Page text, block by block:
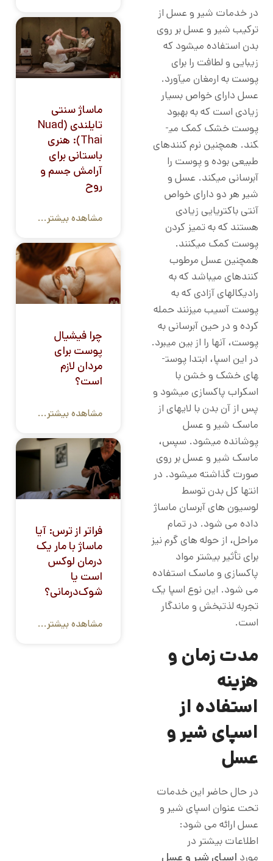
در خدمات شیر و عسل از
ترکیب شیر و عسل بر روی
بدن استفاده می­شود که
زیبایی و لطافت را برای
پوست به ارمغان می­آورد.
عسل دارای خواص بسیار
زیادی است که به بهبود
پوست خشک کمک می­
کند. همچنین نرم کننده­ای
طبیعی بوده و پوست را
آبرسانی می­کند. عسل و
شیر هر دو دارای خواص
آنتی باکتریایی زیادی
هستند که به تمیز کردن
پوست کمک می­کنند.
همچنین عسل مرطوب
کننده­ای می­باشد که به
رادیکال­های آزادی که به
پوست آسیب می­زنند حمله
کرده و در حین آبرسانی به
پوست، آن­ها را از بین می­برد.
در این اسپا، ابتدا پوست­
های خشک و خشن با
اسکراب پاکسازی می­شود و
پس از آن بدن با لایه­ای از
ماسک شیر و عسل
پوشانده می­شود. سپس،
ماسک شیر و عسل بر روی
صورت گذاشته می­شود. در
انتها کل بدن توسط
لوسیون های آبرسان ماساژ
داده می شود. در تمام
مراحل، از حوله های گرم نیز
برای تأثیر بیشتر مواد
پاکسازی و ماسک استفاده
می شود. این نوع اسپا یک
تجربه لذت­بخش و ماندگار
است.
مدت زمان و
هزینه
استفاده از
اسپای شیر و
عسل
در حال حاضر این خدمات
تحت عنوان اسپای شیر و
عسل ارائه می شود:
اطلاعات بیشتر در
مورد اسپای شیر و عسل
ماساژ سنتی
تایلندی (Nuad
Thai): هنری
باستانی برای
آرامش جسم و
روح
مشاهده بیشتر...
چرا فیشیال
پوست برای
مردان لازم
است؟
مشاهده بیشتر...
فراتر از ترس: آیا
ماساژ با مار یک
درمان لوکس
است یا
شوک‌درمانی؟
مشاهده بیشتر...